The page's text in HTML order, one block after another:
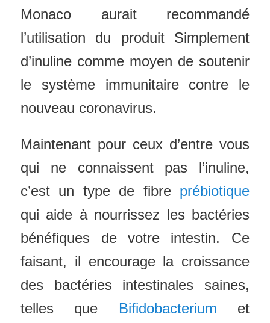
Monaco aurait recommandé
l’utilisation du produit Simplement
d’inuline comme moyen de soutenir
le système immunitaire contre le
nouveau coronavirus.
Maintenant pour ceux d’entre vous
qui ne connaissent pas l’inuline,
c’est un type de fibre prébiotique
qui aide à nourrissez les bactéries
bénéfiques de votre intestin. Ce
faisant, il encourage la croissance
des bactéries intestinales saines,
telles que Bifidobacterium et